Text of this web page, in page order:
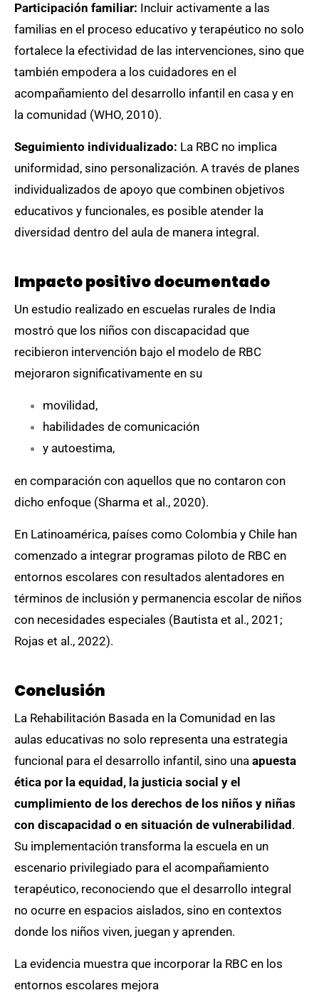
Participación familiar: Incluir activamente a las
familias en el proceso educativo y terapéutico no solo
fortalece la efectividad de las intervenciones, sino que
también empodera a los cuidadores en el
acompañamiento del desarrollo infantil en casa y en
la comunidad (WHO, 2010).
Seguimiento individualizado: La RBC no implica
uniformidad, sino personalización. A través de planes
individualizados de apoyo que combinen objetivos
educativos y funcionales, es posible atender la
diversidad dentro del aula de manera integral.
Impacto positivo documentado
Un estudio realizado en escuelas rurales de India
mostró que los niños con discapacidad que
recibieron intervención bajo el modelo de RBC
mejoraron significativamente en su
movilidad,
habilidades de comunicación
y autoestima,
en comparación con aquellos que no contaron con
dicho enfoque (Sharma et al., 2020).
En Latinoamérica, países como Colombia y Chile han
comenzado a integrar programas piloto de RBC en
entornos escolares con resultados alentadores en
términos de inclusión y permanencia escolar de niños
con necesidades especiales (Bautista et al., 2021;
Rojas et al., 2022).
Conclusión
La Rehabilitación Basada en la Comunidad en las
aulas educativas no solo representa una estrategia
funcional para el desarrollo infantil, sino una apuesta
ética por la equidad, la justicia social y el
cumplimiento de los derechos de los niños y niñas
con discapacidad o en situación de vulnerabilidad .
Su implementación transforma la escuela en un
escenario privilegiado para el acompañamiento
terapéutico, reconociendo que el desarrollo integral
no ocurre en espacios aislados, sino en contextos
donde los niños viven, juegan y aprenden.
La evidencia muestra que incorporar la RBC en los
entornos escolares mejora